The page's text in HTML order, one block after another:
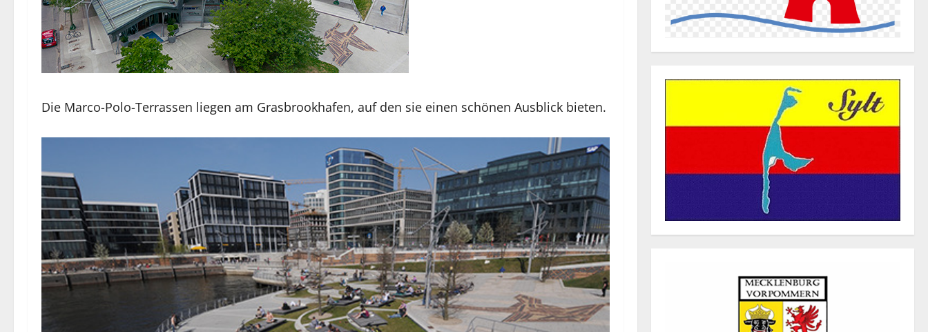
Die Marco-Polo-Terrassen liegen am Grasbrookhafen, auf den sie einen schönen Ausblick bieten.